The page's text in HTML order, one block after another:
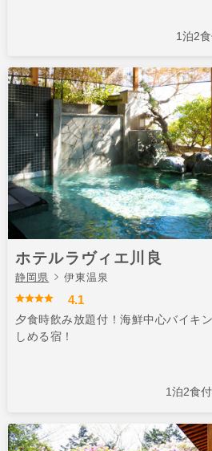
1泊2
ホテルラヴィエ川良
静岡県 伊東温泉
4.1
夕食時飲み放題付！海鮮中心バイキ
しめる宿！
1泊2食